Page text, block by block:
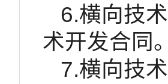
6.横向技
术开发合同
7.横向技